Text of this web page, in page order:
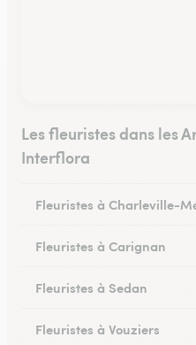
Les fleuristes dans les
Interflora
Fleuristes à Charleville-
Fleuristes à Carignan
Fleuristes à Sedan
Fleuristes à Vouziers